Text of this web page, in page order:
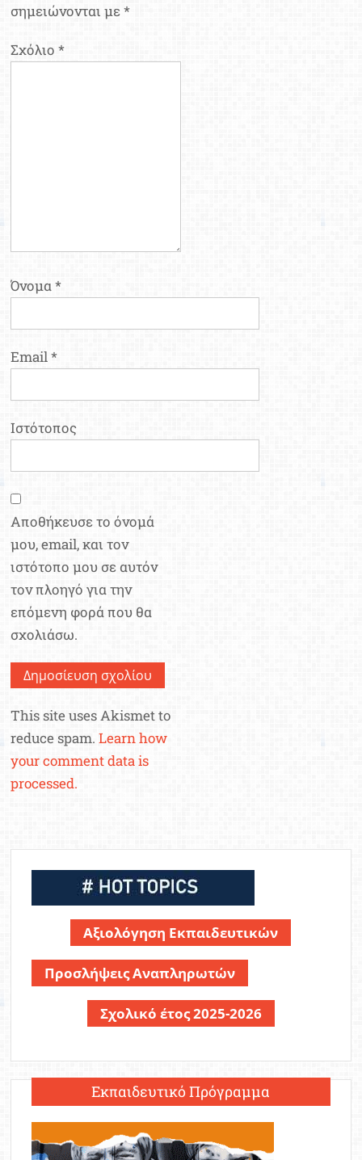
σημειώνονται με*
Σχόλιο*
Όνομα*
Email*
Ιστότοπος
Αποθήκευσε το όνομά
μου, email, και τον
ιστότοπο μου σε αυτόν
τον πλοηγό για την
επόμενη φορά που θα
σχολιάσω.
This site uses Akismet to
reduce spam.Learn how
your comment data is
processed.
Αξιολόγηση Εκπαιδευτικών
Προσλήψεις Αναπληρωτών
Σχολικό έτος 2025-2026
Εκπαιδευτικό Πρόγραμμα